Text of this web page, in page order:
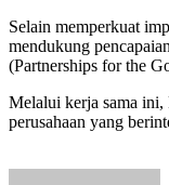
Selain memperkuat
mendukung
(Partnerships for the
Melalui kerja sama ini,
perusahaan yang